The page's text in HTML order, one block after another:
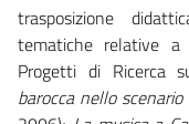
trasposizione
tematiche relative
Progetti di Ricerca
barocca nello